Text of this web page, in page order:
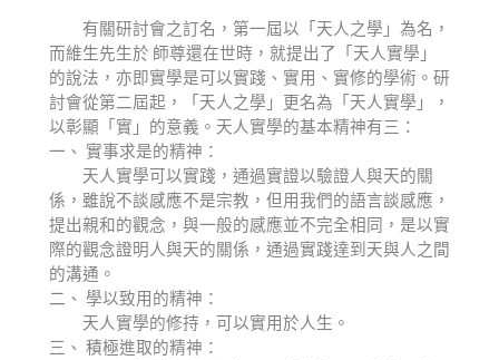
有關研討會之訂名，第一屆以「天人之學」為名，
而維生先生於 師尊還在世時，就提出了「天人實學」
的說法，亦即實學是可以實踐、實用、實修的學術。研
討會從第二屆起，「天人之學」更名為「天人實學」，
以彰顯「實」的意義。天人實學的基本精神有三：
一、 實事求是的精神：
天人實學可以實踐，通過實證以驗證人與天的關
係，雖說不談感應不是宗教，但用我們的語言談感應，
提出親和的觀念，與一般的感應並不完全相同，是以實
際的觀念證明人與天的關係，通過實踐達到天與人之間
的溝通。
二、 學以致用的精神：
天人實學的修持，可以實用於人生。
三、 積極進取的精神：